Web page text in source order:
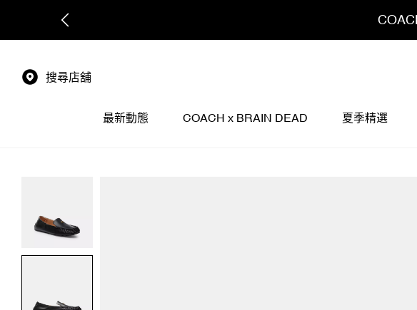
搜尋店舖
最新動態 COACH x BRAIN DEAD 夏季精選